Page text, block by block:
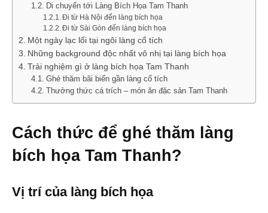
Di chuyển tới Làng Bích Họa Tam Thanh
Đi từ Hà Nội đến làng bích họa
Đi từ Sài Gòn đến làng bích họa
Một ngày lạc lối tại ngôi làng cổ tích
Những background độc nhất vô nhị tại làng bích họa
Trải nghiệm gì ở làng bích họa Tam Thanh
Ghé thăm bãi biển gần làng cổ tích
Thưởng thức cá trích – món ăn đặc sản Tam Thanh
Cách thức để ghé thăm làng
bích họa Tam Thanh?
Vị trí của làng bích họa